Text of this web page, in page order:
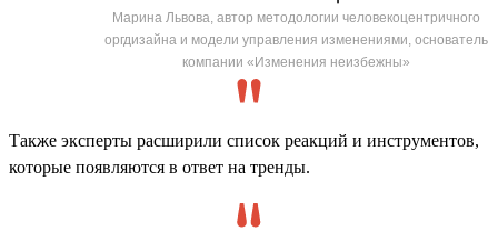
Марина Львова, автор методологии человекоцентричного
оргдизайна и модели управления изменениями, основатель
компании «Изменения неизбежны»
Также эксперты расширили список реакций и инструментов,
которые появляются в ответ на тренды.